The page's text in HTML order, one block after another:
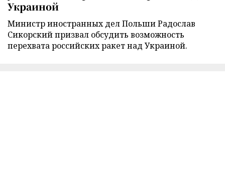
Украиной
Министр иностранных дел Польши Радослав
Сикорский призвал обсудить возможность
перехвата российских ракет над Украиной.